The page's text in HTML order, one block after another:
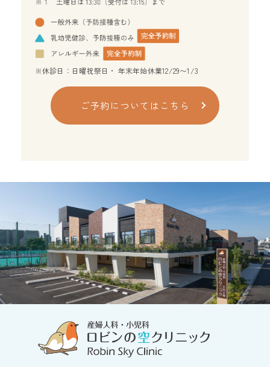
※休診日：日曜祝祭日・ 年末年始休業12/29〜1/3
ご予約についてはこちら